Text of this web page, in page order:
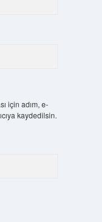
için adım, e-
kaydedilsin.